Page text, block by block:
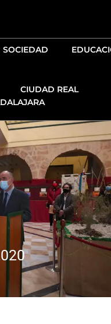
SOCIEDAD
CIUDAD REAL